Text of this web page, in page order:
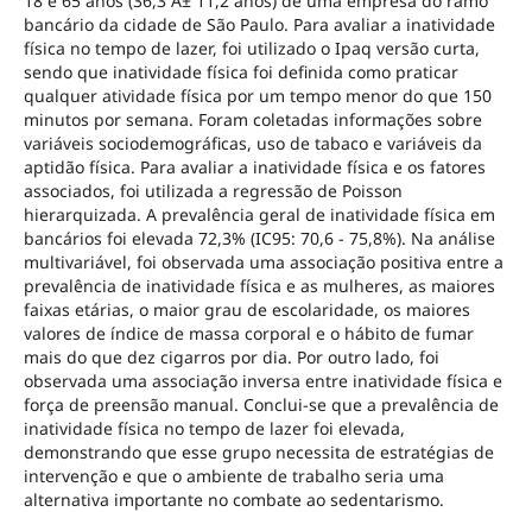
bancário da cidade de São Paulo. Para avaliar a inatividade
física no tempo de lazer, foi utilizado o Ipaq versão curta,
sendo que inatividade física foi definida como praticar
qualquer atividade física por um tempo menor do que 150
minutos por semana. Foram coletadas informações sobre
variáveis sociodemográficas, uso de tabaco e variáveis da
aptidão física. Para avaliar a inatividade física e os fatores
associados, foi utilizada a regressão de Poisson
hierarquizada. A prevalência geral de inatividade física em
bancários foi elevada 72,3% (IC95: 70,6 - 75,8%). Na análise
multivariável, foi observada uma associação positiva entre a
prevalência de inatividade física e as mulheres, as maiores
faixas etárias, o maior grau de escolaridade, os maiores
valores de índice de massa corporal e o hábito de fumar
mais do que dez cigarros por dia. Por outro lado, foi
observada uma associação inversa entre inatividade física e
força de preensão manual. Conclui-se que a prevalência de
inatividade física no tempo de lazer foi elevada,
demonstrando que esse grupo necessita de estratégias de
intervenção e que o ambiente de trabalho seria uma
alternativa importante no combate ao sedentarismo.